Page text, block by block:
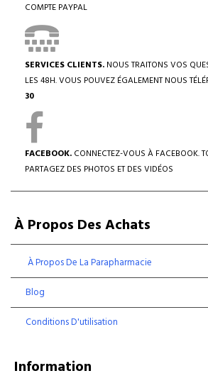
COMPTE PAYPAL
SERVICES CLIENTS. NOUS TRAITONS VOS
LES 48H. VOUS POUVEZ ÉGALEMENT NOUS
30
FACEBOOK. CONNECTEZ-VOUS À FACEBOOK.
PARTAGEZ DES PHOTOS ET DES VIDÉOS
À Propos Des Achats
À Propos De La Parapharmacie
Blog
Conditions D'utilisation
Information